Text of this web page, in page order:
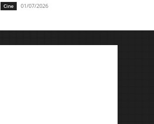
Cine 01/07/2026